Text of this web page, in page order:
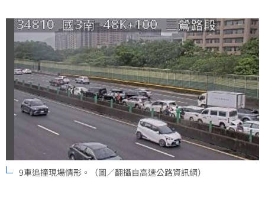
9車追撞現場情形。（圖／翻攝自高速公路資訊網）